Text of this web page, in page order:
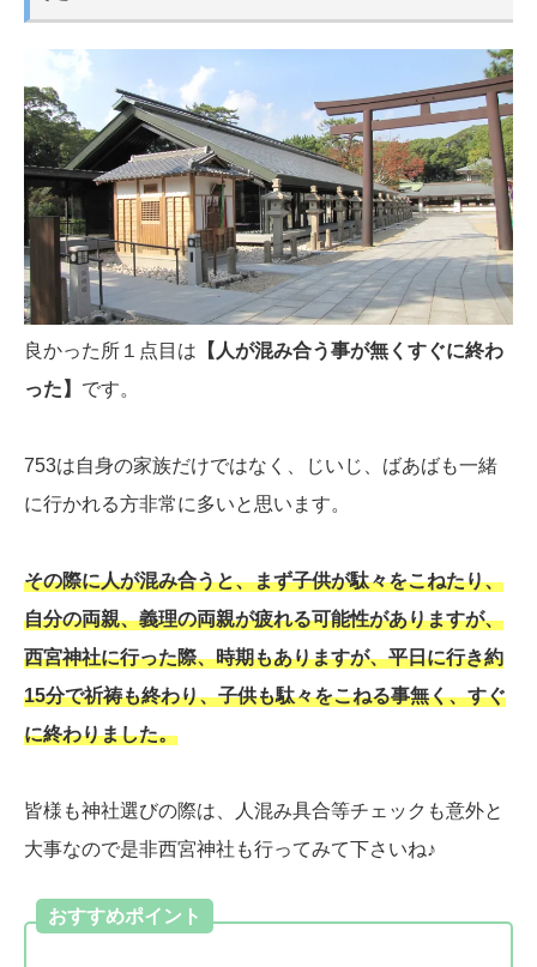
良かった所１点目は 【人が混み合う事が無くすぐに終わ
った】 です。
753は自身の家族だけではなく、じいじ、ばあばも一緒
に行かれる方非常に多いと思います。
その際に人が混み合うと、まず子供が駄々をこねたり、
自分の両親、義理の両親が疲れる可能性がありますが、
西宮神社に行った際、時期もありますが、平日に行き約
15分で祈祷も終わり、子供も駄々をこねる事無く、すぐ
に終わりました。
皆様も神社選びの際は、人混み具合等チェックも意外と
大事なので是非西宮神社も行ってみて下さいね♪
おすすめポイント